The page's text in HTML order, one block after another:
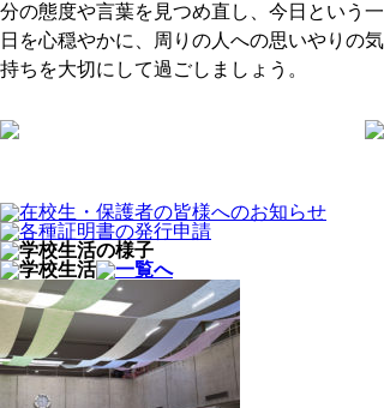
分の態度や言葉を見つめ直し、今日という一
日を心穏やかに、周りの人への思いやりの気
持ちを大切にして過ごしましょう。